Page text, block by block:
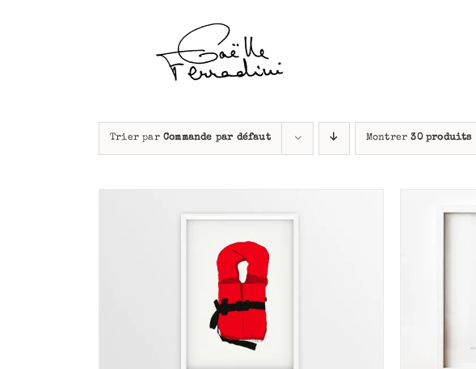
Trier par Commande par défaut Montrer30 produits
AJOUTER AU PANIER